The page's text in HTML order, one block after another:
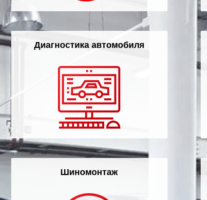
Диагностика автомобиля
Шиномонтаж